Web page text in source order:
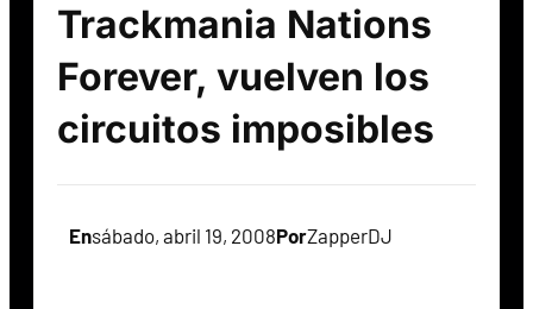
Trackmania Nations
Forever, vuelven los
circuitos imposibles
Ensábado, abril 19, 2008PorZapperDJ